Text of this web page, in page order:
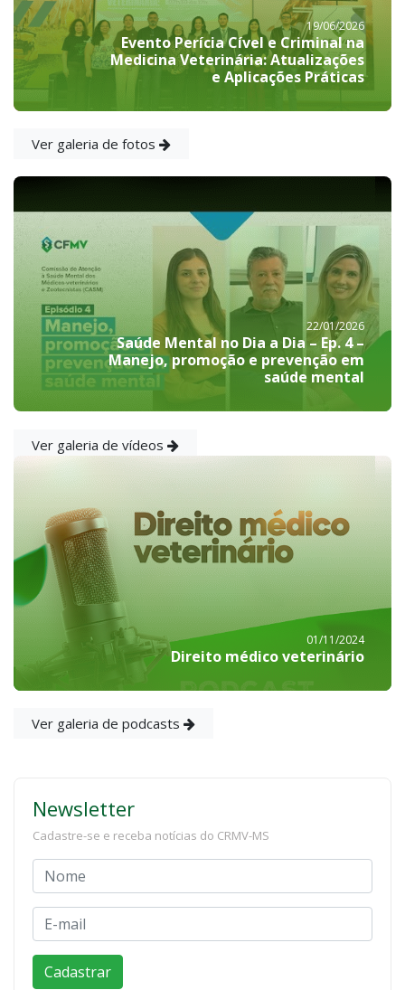
19/06/2026
Evento Perícia Cível e Criminal na
Medicina Veterinária: Atualizações
e Aplicações Práticas
Ver galeria de fotos
22/01/2026
Saúde Mental no Dia a Dia – Ep. 4 –
Manejo, promoção e prevenção em
saúde mental
Ver galeria de vídeos
01/11/2024
Direito médico veterinário
Ver galeria de podcasts
Newsletter
Cadastre-se e receba notícias do CRMV-MS